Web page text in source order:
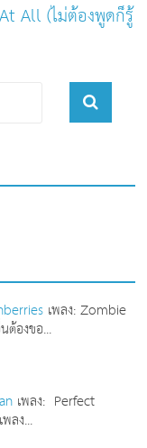
All (ไม่ต้องพูดก็รู้
เพลง: Zombie
องขอ...
เพลง: Perfect
ลง...